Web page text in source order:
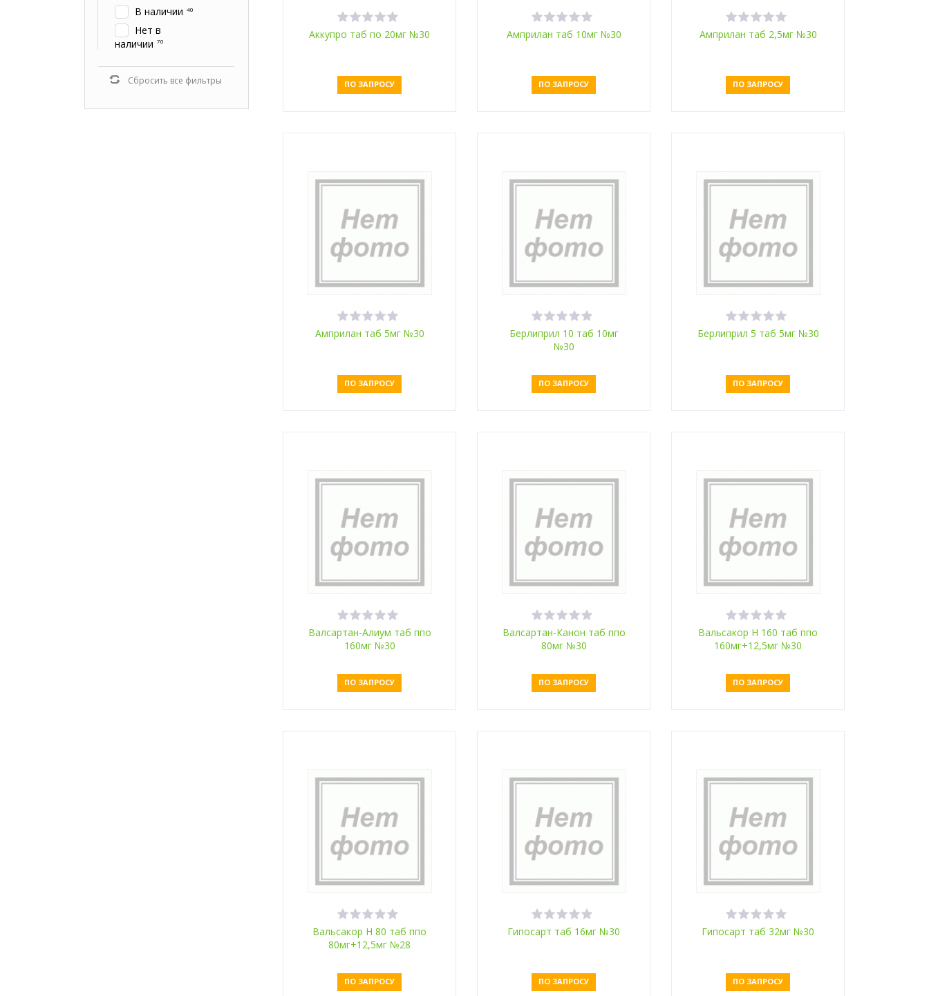
В наличии 40
Нет в
наличии 70
Сбросить все фильтры
Аккупро таб по 20мг №30
ПО ЗАПРОСУ
Амприлан таб 10мг №30
ПО ЗАПРОСУ
Амприлан таб 2,5мг №30
ПО ЗАПРОСУ
Амприлан таб 5мг №30
ПО ЗАПРОСУ
Берлиприл 10 таб 10мг
№30
ПО ЗАПРОСУ
Берлиприл 5 таб 5мг №30
ПО ЗАПРОСУ
Валсартан-Алиум таб ппо
160мг №30
ПО ЗАПРОСУ
Валсартан-Канон таб ппо
80мг №30
ПО ЗАПРОСУ
Вальсакор H 160 таб ппо
160мг+12,5мг №30
ПО ЗАПРОСУ
Вальсакор H 80 таб ппо
80мг+12,5мг №28
ПО ЗАПРОСУ
Гипосарт таб 16мг №30
ПО ЗАПРОСУ
Гипосарт таб 32мг №30
ПО ЗАПРОСУ